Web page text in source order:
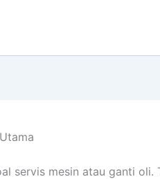
servis mesin atau ganti oli.